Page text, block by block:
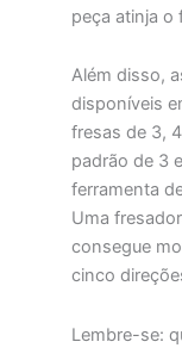
peça atinja o
Além disso,
disponíveis
fresas de 3,
padrão de 3
ferramenta
Uma
consegue
cinco
Lembre-se: